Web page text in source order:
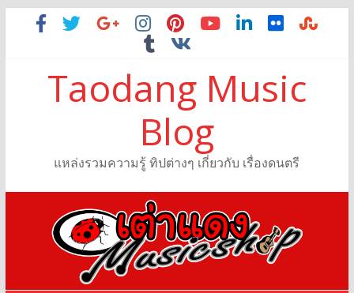
Taodang Music
Blog
แหล่งรวมความรู้ ทิปต่างๆ เกี่ยวกับ เรื่องดนตรี